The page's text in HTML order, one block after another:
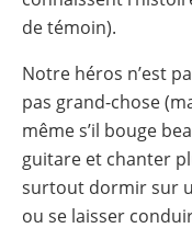
de témoin).
Notre héros n’est
pas grand-chose
même s’il bouge
guitare et chanter
surtout dormir sur
ou se laisser